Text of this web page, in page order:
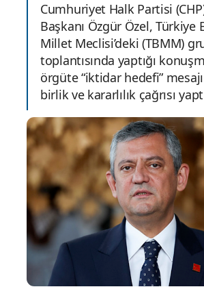
Cumhuriyet Halk Partisi
Başkanı Özgür Özel, Türkiye
Millet Meclisi’deki (TBMM)
toplantısında yaptığı
örgüte “iktidar hedefi”
birlik ve kararlılık çağrısı